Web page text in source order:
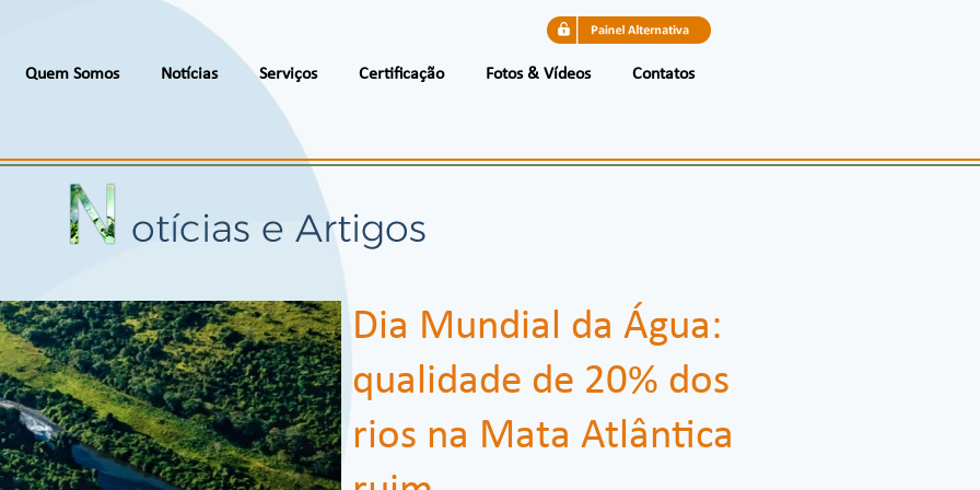
Quem Somos Notícias Serviços Certificação Fotos & Vídeos Contatos
Dia Mundial da Água:
qualidade de 20% dos
rios na Mata Atlântica